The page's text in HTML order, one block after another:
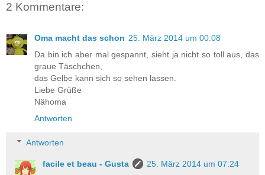
2 Kommentare:
Oma macht das schon 25. März 2014 um 00:08
Da bin ich aber mal gespannt, sieht ja nicht so toll aus, das
graue Täschchen,
das Gelbe kann sich so sehen lassen.
Liebe Grüße
Nähoma
Antworten
Antworten
facile et beau - Gusta
25. März 2014 um 07:24